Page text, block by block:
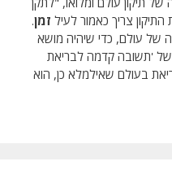
צריך כאמור לעיל זמן.
של עולם, כדי שיהיה מושא
'תשובה קדמה לבריאת
בעולם שאילמלא כן, הוא